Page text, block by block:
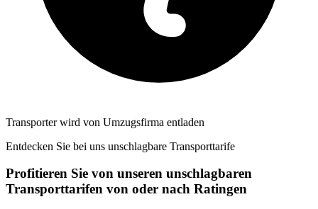
Transporter wird von Umzugsfirma entladen
Entdecken Sie bei uns unschlagbare Transporttarife
Profitieren Sie von unseren unschlagbaren
Transporttarifen von oder nach Ratingen